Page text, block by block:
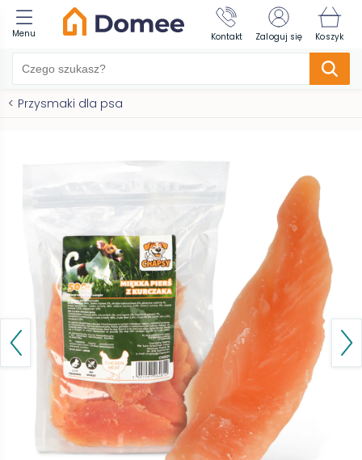
Menu Kontakt Zaloguj się Koszyk
< Przysmaki dla psa